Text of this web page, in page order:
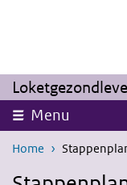
Overslaan en naar de
Menu
Home